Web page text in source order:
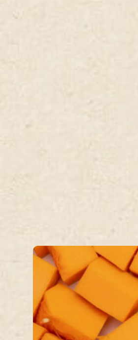
Intrapan oggi
Il nostro impegno
Il nostro metodo
Qualità